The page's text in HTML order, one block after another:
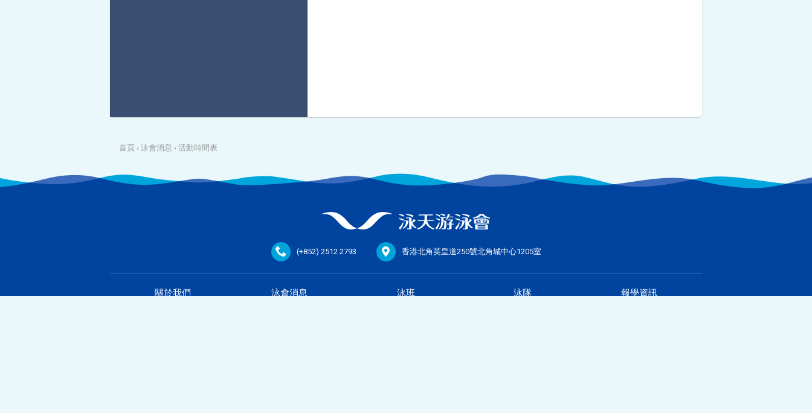
首頁 › 泳會消息 › 活動時間表
(+852) 2512 2793 香港北角英皇道250號北角城中心1205室
關於我們 泳會消息 泳班 泳隊 報學資訊